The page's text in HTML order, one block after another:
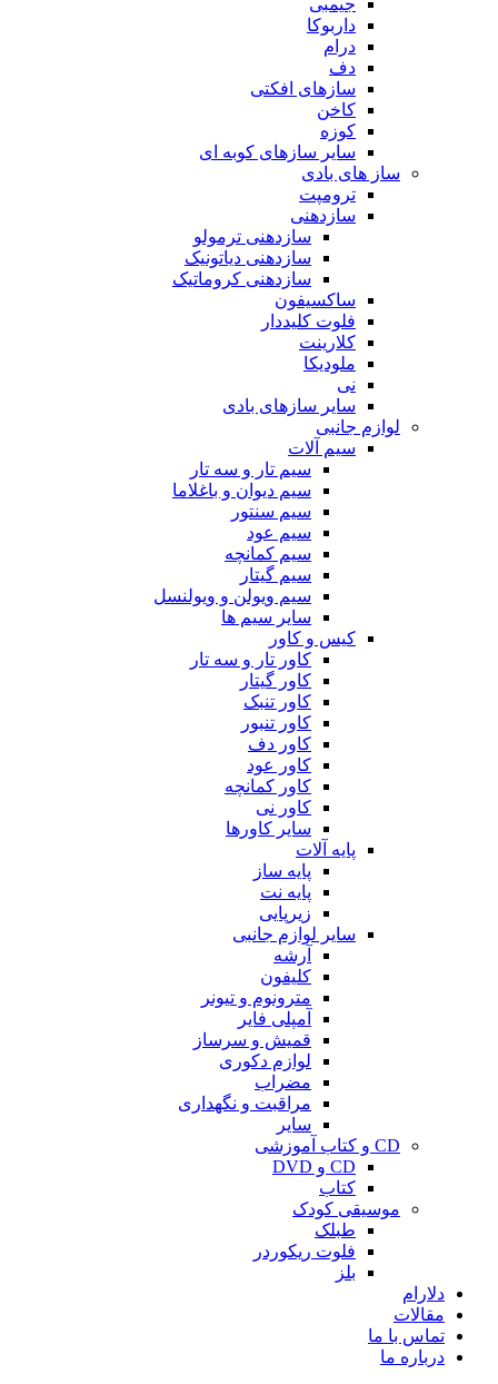
داربوکا
درام
دف
سازهای افکتی
کاخن
کوزه
سایر سازهای کوبه ای
ساز های بادی
ترومپت
سازدهنی
سازدهنی ترمولو
سازدهنی دیاتونیک
سازدهنی کروماتیک
ساکسیفون
فلوت کلیددار
کلارینت
ملودیکا
نی
سایر سازهای بادی
لوازم جانبی
سیم آلات
سیم تار و سه تار
سیم دیوان و باغلاما
سیم سنتور
سیم عود
سیم کمانچه
سیم گیتار
سیم ویولن و ویولنسل
سایر سیم ها
کیس و کاور
کاور تار و سه تار
کاور گیتار
کاور تنبک
کاور تنبور
کاور دف
کاور عود
کاور کمانچه
کاور نی
سایر کاورها
پایه آلات
پایه ساز
پایه نت
زیرپایی
سایر لوازم جانبی
آرشه
کلیفون
مترونوم و تیونر
آمپلی فایر
قمیش و سرساز
لوازم دکوری
مضراب
مراقبت و نگهداری
سایر
CD و کتاب آموزشی
CD و DVD
کتاب
موسیقی کودک
طبلک
فلوت ریکوردر
بلز
دلارام
مقالات
تماس با ما
درباره ما